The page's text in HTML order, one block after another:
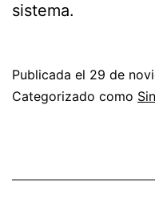
sistema.
Publicada el 29 de
Categorizado como